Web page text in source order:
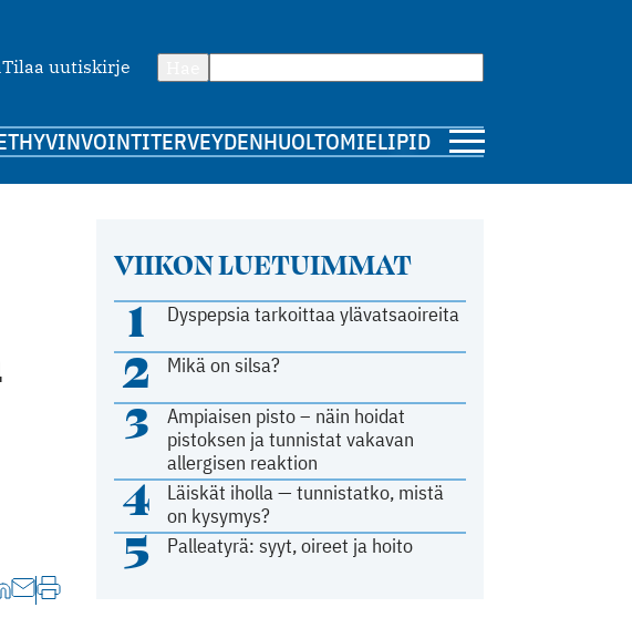
Tilaa uutiskirje
HYVINVOINTITERVEYDENHUOLTOMIELIPIDE
VIIKON LUETUIMMAT
1 Dyspepsia tarkoittaa ylävatsaoireita
2 Mikä on silsa?
3
Ampiaisen pisto – näin hoidat
pistoksen ja tunnistat vakavan
allergisen reaktion
4
Läiskät iholla — tunnistatko, mistä
on kysymys?
5 Palleatyrä: syyt, oireet ja hoito